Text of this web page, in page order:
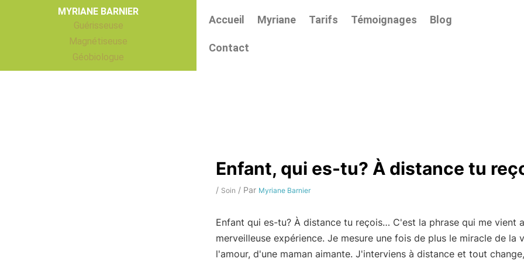
MYRIANE BARNIER
Guérisseuse
Magnétiseuse
Géobiologue
Accueil Myriane Tarifs Témoignages Blog
Contact
Enfant, qui es-tu? À distance tu
/ Soin / Par Myriane Barnier
Enfant qui es-tu? À distance tu reçois… C'est la phrase qui me vient
merveilleuse expérience. Je mesure une fois de plus le miracle de la
l'amour, d'une maman aimante. J'interviens à distance et tout